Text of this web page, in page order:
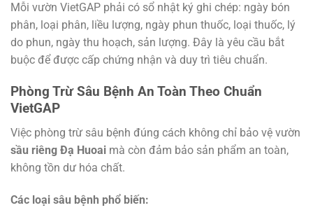
Mỗi vườn VietGAP phải có sổ nhật ký ghi chép: ngày bón
phân, loại phân, liều lượng, ngày phun thuốc, loại thuốc, lý
do phun, ngày thu hoạch, sản lượng. Đây là yêu cầu bắt
buộc để được cấp chứng nhận và duy trì tiêu chuẩn.
Phòng Trừ Sâu Bệnh An Toàn Theo Chuẩn
VietGAP
Việc phòng trừ sâu bệnh đúng cách không chỉ bảo vệ vườn
sầu riêng Đạ Huoai mà còn đảm bảo sản phẩm an toàn,
không tồn dư hóa chất.
Các loại sâu bệnh phổ biến: